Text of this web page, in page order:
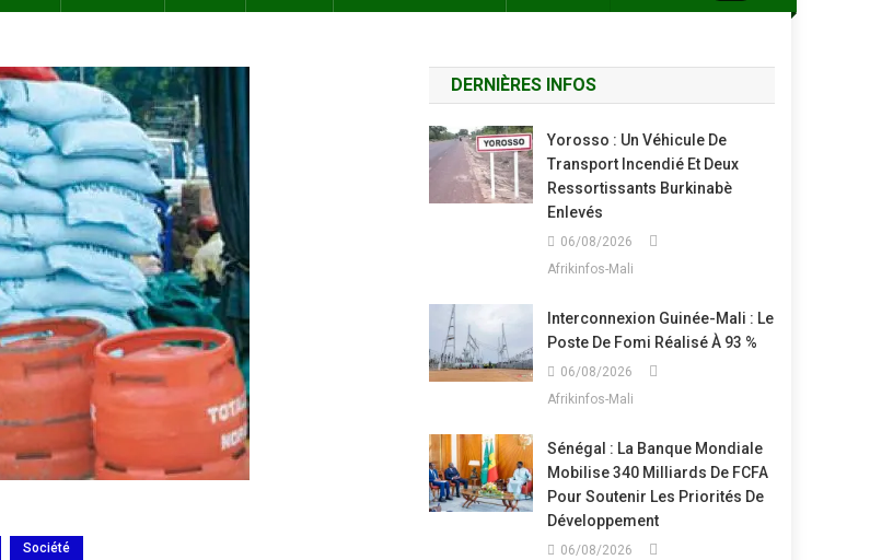
Société
DERNIÈRES INFOS
Yorosso : Un Véhicule De
Transport Incendié Et Deux
Ressortissants Burkinabè
Enlevés
06/08/2026
Afrikinfos-Mali
Interconnexion Guinée-Mali : Le
Poste De Fomi Réalisé À 93 %
06/08/2026
Afrikinfos-Mali
Sénégal : La Banque Mondiale
Mobilise 340 Milliards De FCFA
Pour Soutenir Les Priorités De
Développement
06/08/2026